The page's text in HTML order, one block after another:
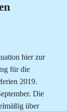
hier zur
für die
2019.
Die
über